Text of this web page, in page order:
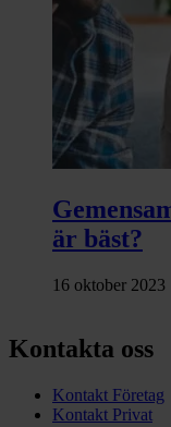
är bäst?
16 oktober 2023
Kontakta oss
Kontakt Företag
Kontakt Privat